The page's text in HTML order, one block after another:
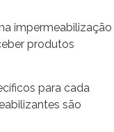
impermeabilização
produtos
para cada
são